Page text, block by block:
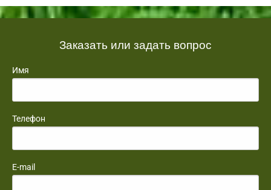
Заказать или задать вопрос
Имя
Телефон
E-mail